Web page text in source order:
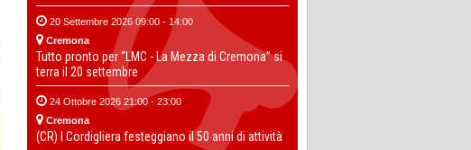
20 Settembre 2026 09:00 - 14:00
Cremona
Tutto pronto per “LMC - La Mezza di Cremona” si
terra il 20 settembre
24 Ottobre 2026 21:00 - 23:00
Cremona
(CR) I Cordigliera festeggiano il 50 anni di attività